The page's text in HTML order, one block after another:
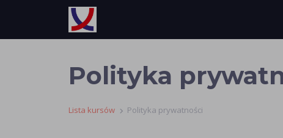
Polityka
Lista kursów Polityka prywatności